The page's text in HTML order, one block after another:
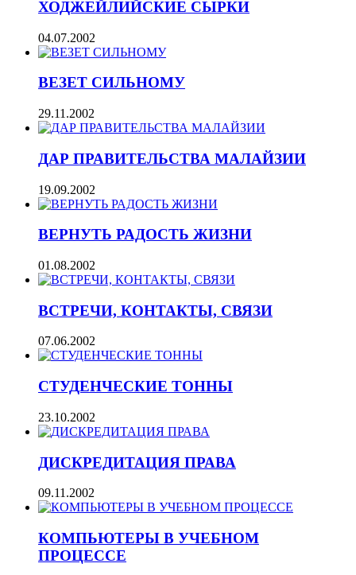
ХОДЖЕЙЛИЙСКИЕ СЫРКИ
04.07.2002
ВЕЗЕТ СИЛЬНОМУ
29.11.2002
ДАР ПРАВИТЕЛЬСТВА МАЛАЙЗИИ
19.09.2002
ВЕРНУТЬ РАДОСТЬ ЖИЗНИ
01.08.2002
ВСТРЕЧИ, КОНТАКТЫ, СВЯЗИ
07.06.2002
СТУДЕНЧЕСКИЕ ТОННЫ
23.10.2002
ДИСКРЕДИТАЦИЯ ПРАВА
09.11.2002
КОМПЬЮТЕРЫ В УЧЕБНОМ
ПРОЦЕССЕ